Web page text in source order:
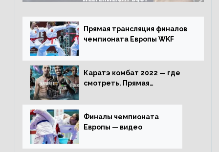
Прямая трансляция финалов
чемпионата Европы WKF
Каратэ комбат 2022 — где
смотреть. Прямая
Финалы чемпионата
Европы — видео